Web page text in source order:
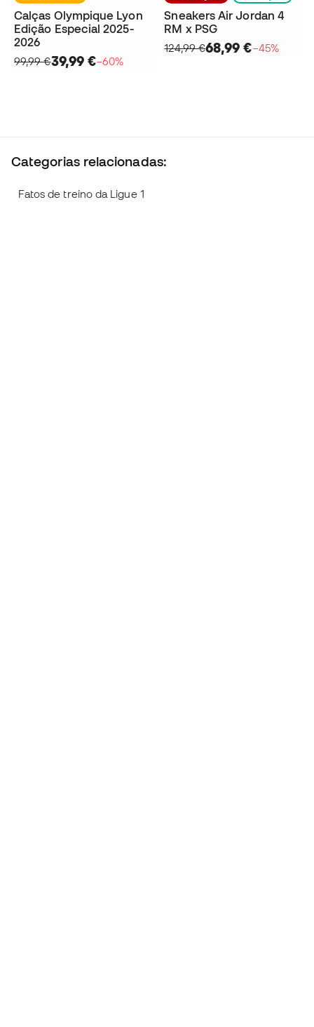
Calças Olympique Lyon
Edição Especial 2025-
2026
99,99 €39,99 €−60%
Sneakers Air Jordan 4
RM x PSG
124,99 €68,99 €−45%
Categorias relacionadas:
Fatos de treino da Ligue 1